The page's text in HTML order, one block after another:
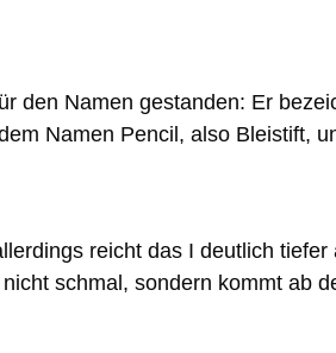
den Namen gestanden: Er
Namen Pencil, also Bleistift,
reicht das I deutlich
schmal, sondern kommt ab